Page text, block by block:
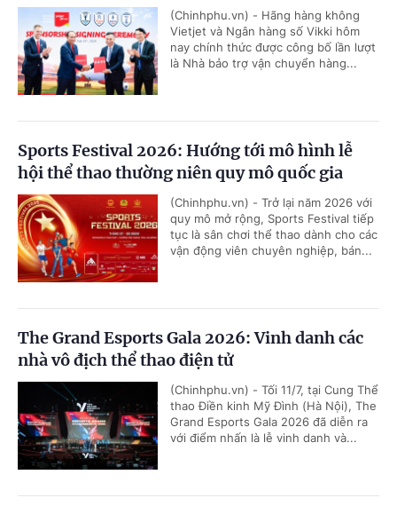
(Chinhphu.vn) - Hãng hàng không
Vietjet và Ngân hàng số Vikki hôm
nay chính thức được công bố lần lượt
là Nhà bảo trợ vận chuyển hàng...
Sports Festival 2026: Hướng tới mô hình lễ
hội thể thao thường niên quy mô quốc gia
(Chinhphu.vn) - Trở lại năm 2026 với
quy mô mở rộng, Sports Festival tiếp
tục là sân chơi thể thao dành cho các
vận động viên chuyên nghiệp, bán...
The Grand Esports Gala 2026: Vinh danh các
nhà vô địch thể thao điện tử
(Chinhphu.vn) - Tối 11/7, tại Cung Thể
thao Điền kinh Mỹ Đình (Hà Nội), The
Grand Esports Gala 2026 đã diễn ra
với điểm nhấn là lễ vinh danh và...